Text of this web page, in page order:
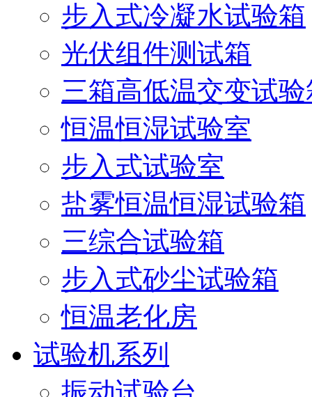
步入式冷凝水试验箱
光伏组件测试箱
三箱高低温交变试验
恒温恒湿试验室
步入式试验室
盐雾恒温恒湿试验箱
三综合试验箱
步入式砂尘试验箱
恒温老化房
试验机系列